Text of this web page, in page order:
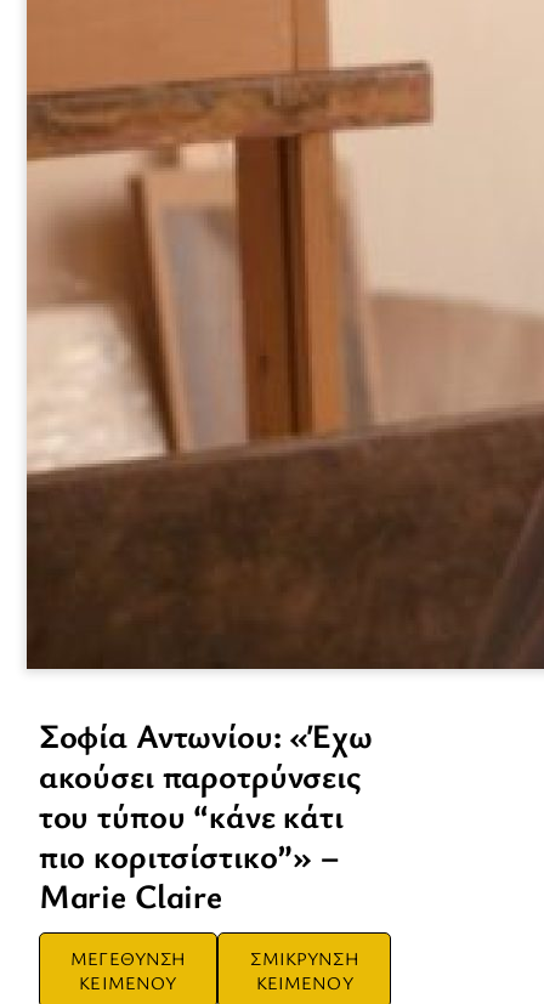
Σοφία Αντωνίου: «Έχω
ακούσει παροτρύνσεις
του τύπου “κάνε κάτι
πιο κοριτσίστικο”» –
Marie Claire
ΜΕΓΕΘΥΝΣΗ
ΚΕΙΜΕΝΟΥ
ΣΜΙΚΡΥΝΣΗ
ΚΕΙΜΕΝΟΥ